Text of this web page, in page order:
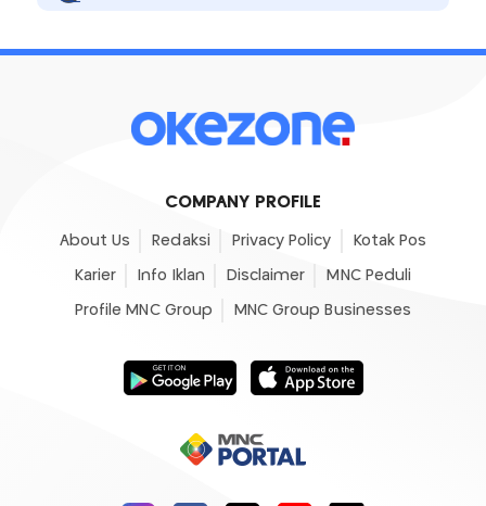
COMPANY PROFILE
About Us Redaksi Privacy Policy Kotak Pos
Karier Info Iklan Disclaimer MNC Peduli
Profile MNC Group MNC Group Businesses